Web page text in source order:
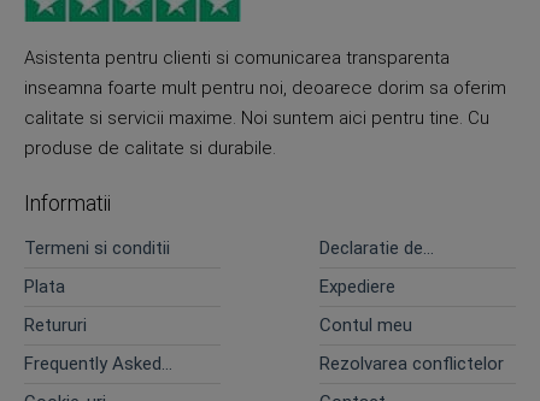
Asistenta pentru clienti si comunicarea transparenta
inseamna foarte mult pentru noi, deoarece dorim sa oferim
calitate si servicii maxime. Noi suntem aici pentru tine. Cu
produse de calitate si durabile.
Informatii
Termeni si conditii
Declaratie de
Plata
Expediere
Retururi
Contul meu
Frequently Asked
Rezolvarea conflictelor